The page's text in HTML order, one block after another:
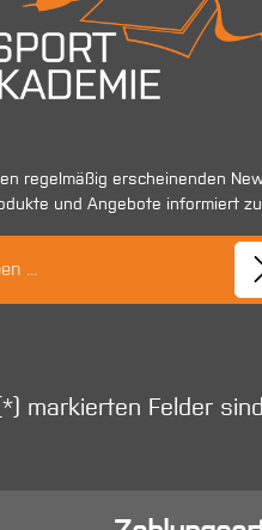
regelmäßig erscheinenden
und Angebote informiert
markierten Felder